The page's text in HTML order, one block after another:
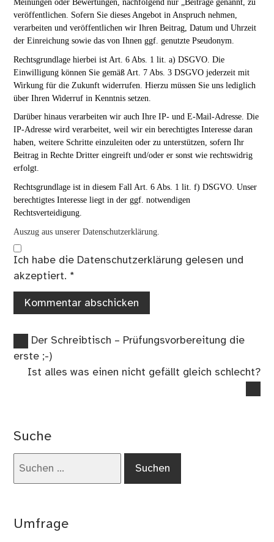
veröffentlichen. Sofern Sie dieses Angebot in Anspruch nehmen,
verarbeiten und veröffentlichen wir Ihren Beitrag, Datum und Uhrzeit
der Einreichung sowie das von Ihnen ggf. genutzte Pseudonym.
Rechtsgrundlage hierbei ist Art. 6 Abs. 1 lit. a) DSGVO. Die
Einwilligung können Sie gemäß Art. 7 Abs. 3 DSGVO jederzeit mit
Wirkung für die Zukunft widerrufen. Hierzu müssen Sie uns lediglich
über Ihren Widerruf in Kenntnis setzen.
Darüber hinaus verarbeiten wir auch Ihre IP- und E-Mail-Adresse. Die
IP-Adresse wird verarbeitet, weil wir ein berechtigtes Interesse daran
haben, weitere Schritte einzuleiten oder zu unterstützen, sofern Ihr
Beitrag in Rechte Dritter eingreift und/oder er sonst wie rechtswidrig
erfolgt.
Rechtsgrundlage ist in diesem Fall Art. 6 Abs. 1 lit. f) DSGVO. Unser
berechtigtes Interesse liegt in der ggf. notwendigen
Rechtsverteidigung.
Auszug aus unserer Datenschutzerklärung.
Ich habe die Datenschutzerklärung gelesen und
akzeptiert. *
Beitragsnavigation
Vorheriger
Beitrag:
Der Schreibtisch – Prüfungsvorbereitung die
erste ;-)
Nächster
Ist alles was einen nicht gefällt gleich schlecht?
Suche
Umfrage